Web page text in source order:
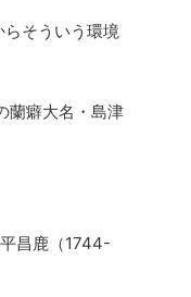
そういう環境
蘭癖大名・島津
昌鹿（1744-